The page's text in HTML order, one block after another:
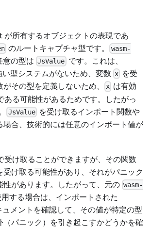
が所有するオブジェクトの表現であ
のルートキャプチャ型です。 wasm-
意の型はJsValue です。これは、
型システムがないため、変数 x を受
その型を定義しないため、
x は有効
ある可能性があるためです。したがっ
JsValueを受け取るインポート関数や
場合、技術的には任意のインポート値が
受け取ることができますが、その関数
受け取る可能性があり、それがパニック
性があります。したがって、元の wasm-
する場合は、インポートされた
メントを確認して、その値が特定の型
（パニック）を引き起こすかどうかを確